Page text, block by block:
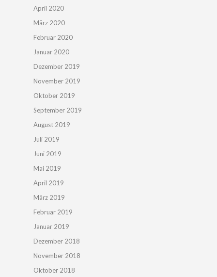
April 2020
März 2020
Februar 2020
Januar 2020
Dezember 2019
November 2019
Oktober 2019
September 2019
August 2019
Juli 2019
Juni 2019
Mai 2019
April 2019
März 2019
Februar 2019
Januar 2019
Dezember 2018
November 2018
Oktober 2018